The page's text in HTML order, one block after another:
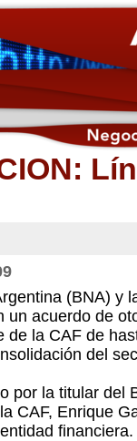
(BNA) y
un acuerdo de
de la CAF de
del
por la titular del
CAF, Enrique
financiera.